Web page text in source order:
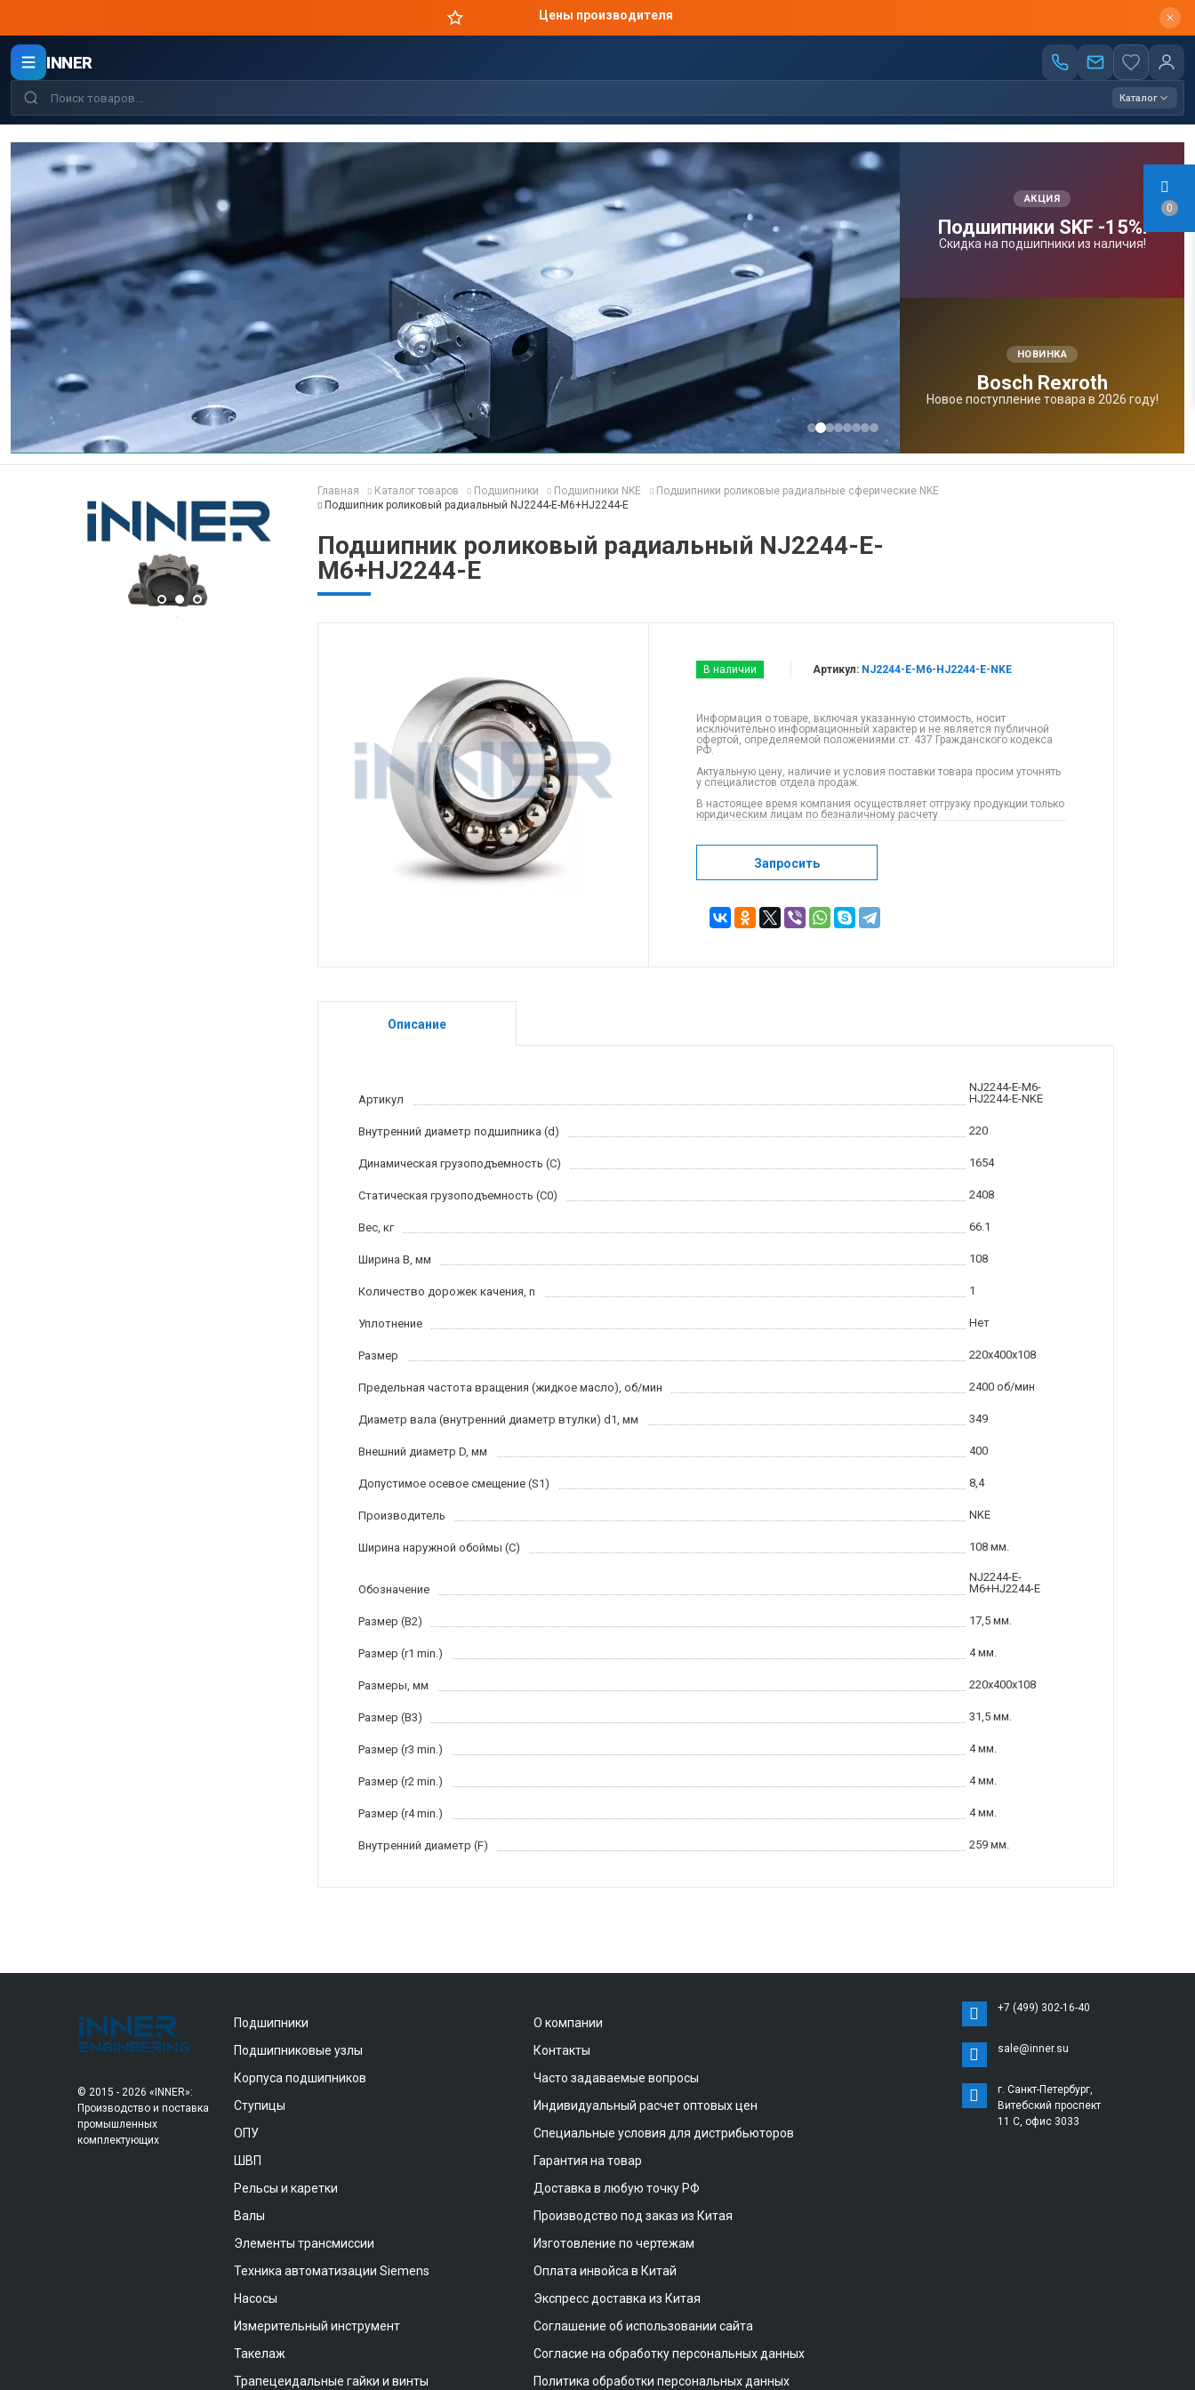
0
Цены производителя
INNER
Каталог
АКЦИЯ
Подшипники SKF -15%!
Скидка на подшипники из наличия!
НОВИНКА
Bosсh Rexroth
Новое поступление товара в 2026 году!
Главная Каталог товаров Подшипники Подшипники NKE
Подшипники роликовые радиальные сферические NKE
Подшипник роликовый радиальный NJ2244-E-M6+HJ2244-E
Подшипник роликовый радиальный NJ2244-E-
M6+HJ2244-E
В наличии Артикул: NJ2244-E-M6-HJ2244-E-NKE
Информация о товаре, включая указанную стоимость, носит
исключительно информационный характер и не является публичной
офертой, определяемой положениями ст. 437 Гражданского кодекса
РФ.
Актуальную цену, наличие и условия поставки товара просим уточнять
у специалистов отдела продаж.
В настоящее время компания осуществляет отгрузку продукции только
юридическим лицам по безналичному расчету.
Запросить
Описание
Артикул
NJ2244-E-M6-
HJ2244-E-NKE
Внутренний диаметр подшипника (d) 220
Динамическая грузоподъемность (C) 1654
Статическая грузоподъемность (C0) 2408
Вес, кг 66.1
Ширина B, мм 108
Количество дорожек качения, n 1
Уплотнение Нет
Размер 220x400x108
Предельная частота вращения (жидкое масло), об/мин 2400 об/мин
Диаметр вала (внутренний диаметр втулки) d1, мм 349
Внешний диаметр D, мм 400
Допустимое осевое смещение (S1) 8,4
Производитель NKE
Ширина наружной обоймы (C) 108 мм.
Обозначение
NJ2244-E-
M6+HJ2244-E
Размер (B2) 17,5 мм.
Размер (r1 min.) 4 мм.
Размеры, мм 220x400x108
Размер (B3) 31,5 мм.
Размер (r3 min.) 4 мм.
Размер (r2 min.) 4 мм.
Размер (r4 min.) 4 мм.
Внутренний диаметр (F) 259 мм.
© 2015 - 2026 «INNER»:
Производство и поставка
промышленных
комплектующих
Подшипники
Подшипниковые узлы
Корпуса подшипников
Ступицы
ОПУ
ШВП
Рельсы и каретки
Валы
Элементы трансмиссии
Техника автоматизации Siemens
Насосы
Измерительный инструмент
Такелаж
Трапецеидальные гайки и винты
О компании
Контакты
Часто задаваемые вопросы
Индивидуальный расчет оптовых цен
Специальные условия для дистрибьюторов
Гарантия на товар
Доставка в любую точку РФ
Производство под заказ из Китая
Изготовление по чертежам
Оплата инвойса в Китай
Экспресс доставка из Китая
Соглашение об использовании сайта
Согласие на обработку персональных данных
Политика обработки персональных данных
+7 (499) 302-16-40
sale@inner.su
г. Санкт-Петербург,
Витебский проспект
11 С, офис 3033